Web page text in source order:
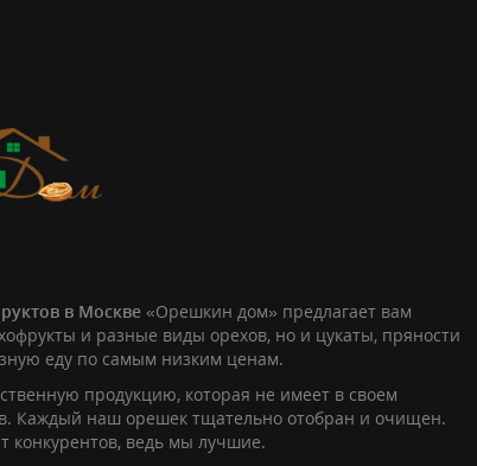
в Москве «Орешкин дом» предлагает вам
и разные виды орехов, но и цукаты, пряности
еду по самым низким ценам.
продукцию, которая не имеет в своем
Каждый наш орешек тщательно отобран и очищен.
конкурентов, ведь мы лучшие.